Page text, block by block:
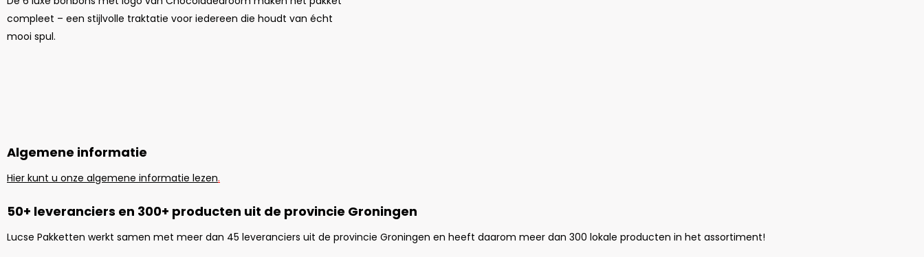
compleet – een stijlvolle traktatie voor iedereen die houdt van écht
mooi spul.
Algemene informatie
Hier kunt u onze algemene informatie lezen.
50+ leveranciers en 300+ producten uit de provincie Groningen
Lucse Pakketten werkt samen met meer dan 45 leveranciers uit de provincie Groningen en heeft daarom meer dan 300 lokale producten in het assortiment!